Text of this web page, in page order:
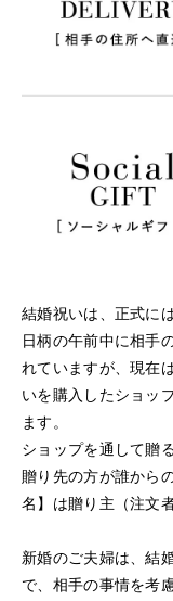
結婚祝いは、正式に
日柄の午前中に相手
れていますが、現在
いを購入したショッ
ます。
ショップを通して贈
贈り先の方が誰から
名】は贈り主（注文
新婚のご夫婦は、結
で、相手の事情を考